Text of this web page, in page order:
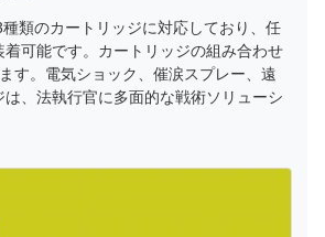
類のカートリッジに対応しており、任
可能です。カートリッジの組み合わせ
す。電気ショック、催涙スプレー、遠
は、法執行官に多面的な戦術ソリューシ